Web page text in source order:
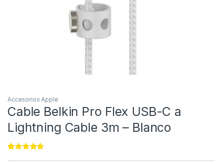
Accesorios Apple
Cable Belkin Pro Flex USB-C a
Lightning Cable 3m – Blanco